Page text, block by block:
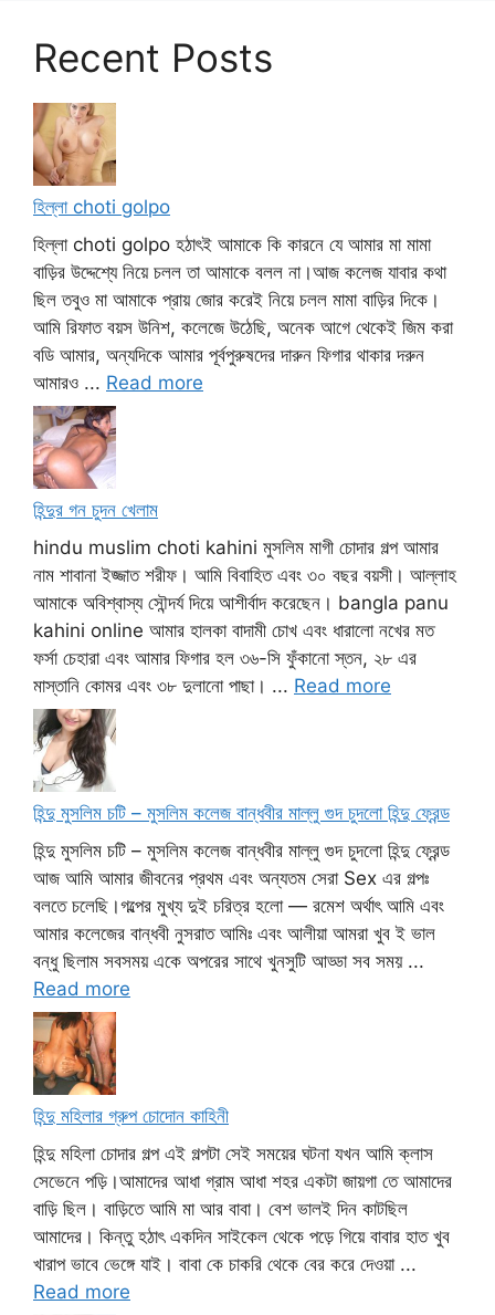
Recent Posts
হিল্লা choti golpo
হিল্লা choti golpo হঠাৎই আমাকে কি কারনে যে আমার মা মামা
বাড়ির উদ্দেশ্যে নিয়ে চলল তা আমাকে বলল না।আজ কলেজ যাবার কথা
ছিল তবুও মা আমাকে প্রায় জোর করেই নিয়ে চলল মামা বাড়ির দিকে।
আমি রিফাত বয়স উনিশ, কলেজে উঠেছি, অনেক আগে থেকেই জিম করা
বডি আমার, অন্যদিকে আমার পূর্বপুরুষদের দারুন ফিগার থাকার দরুন
আমারও ... Read more
হিন্দুর গন চুদন খেলাম
hindu muslim choti kahini মুসলিম মাগী চোদার গল্প আমার
নাম শাবানা ইজ্জাত শরীফ। আমি বিবাহিত এবং ৩০ বছর বয়সী। আল্লাহ
আমাকে অবিশ্বাস্য সৌন্দর্য দিয়ে আশীর্বাদ করেছেন। bangla panu
kahini online আমার হালকা বাদামী চোখ এবং ধারালো নখের মত
ফর্সা চেহারা এবং আমার ফিগার হল ৩৬-সি ফুঁকানো স্তন, ২৮ এর
মাস্তানি কোমর এবং ৩৮ দুলানো পাছা। ... Read more
হিন্দু মুসলিম চটি – মুসলিম কলেজ বান্ধবীর মাল্লু গুদ চুদলো হিন্দু ফ্রেন্ড
হিন্দু মুসলিম চটি – মুসলিম কলেজ বান্ধবীর মাল্লু গুদ চুদলো হিন্দু ফ্রেন্ড
আজ আমি আমার জীবনের প্রথম এবং অন্যতম সেরা Sex এর গল্পঃ
বলতে চলেছি।গল্পের মুখ্য দুই চরিত্র হলো — রমেশ অর্থাৎ আমি এবং
আমার কলেজের বান্ধবী নুসরাত আমিঃ এবং আলীয়া আমরা খুব ই ভাল
বন্ধু ছিলাম সবসময় একে অপরের সাথে খুনসুটি আড্ডা সব সময় ...
Read more
হিন্দু মহিলার গ্রুপ চোদোন কাহিনী
হিন্দু মহিলা চোদার গল্প এই গল্পটা সেই সময়ের ঘটনা যখন আমি ক্লাস
সেভেনে পড়ি।আমাদের আধা গ্রাম আধা শহর একটা জায়গা তে আমাদের
বাড়ি ছিল। বাড়িতে আমি মা আর বাবা। বেশ ভালই দিন কাটছিল
আমাদের। কিন্তু হঠাৎ একদিন সাইকেল থেকে পড়ে গিয়ে বাবার হাত খুব
খারাপ ভাবে ভেঙ্গে যাই। বাবা কে চাকরি থেকে বের করে দেওয়া ...
Read more